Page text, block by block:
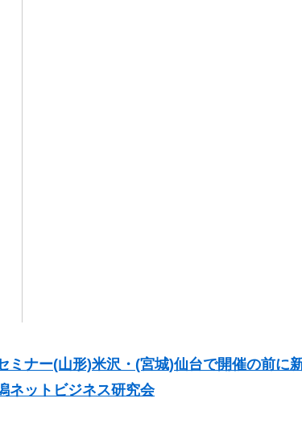
ミナー(山形)米沢・(宮城)仙台で開催の前に
ネットビジネス研究会